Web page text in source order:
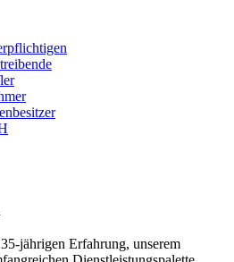
jährigen Erfahrung, unserem